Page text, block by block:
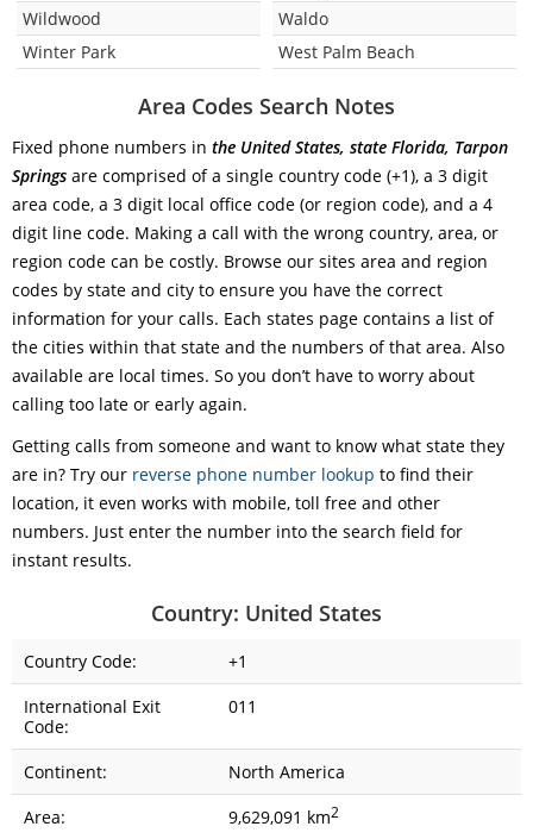
Wildwood
Winter Park
Waldo
West Palm Beach
Area Codes Search Notes
Fixed phone numbers in the United States, state Florida, Tarpon
Springs are comprised of a single country code (+1), a 3 digit
area code, a 3 digit local office code (or region code), and a 4
digit line code. Making a call with the wrong country, area, or
region code can be costly. Browse our sites area and region
codes by state and city to ensure you have the correct
information for your calls. Each states page contains a list of
the cities within that state and the numbers of that area. Also
available are local times. So you don’t have to worry about
calling too late or early again.
Getting calls from someone and want to know what state they
are in? Try our reverse phone number lookup to find their
location, it even works with mobile, toll free and other
numbers. Just enter the number into the search field for
instant results.
Country: United States
Country Code:
+1
International Exit
Code:
011
Continent:
North America
Area:
9,629,091 km2